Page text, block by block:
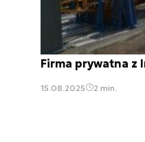
Firma prywatna z
15.08.2025 2 min.